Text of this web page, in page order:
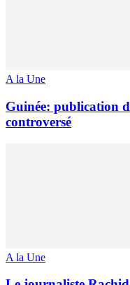
A la Une
Guinée: publication
controversé
A la Une